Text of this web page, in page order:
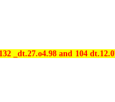
_dt.27.o4.98 and 104